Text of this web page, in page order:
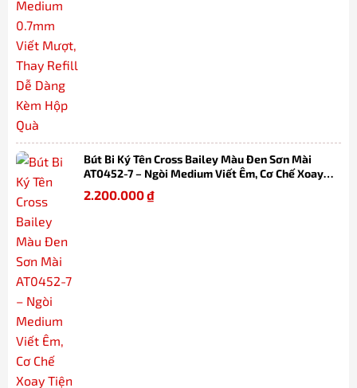
Bút Bi Ký Tên Cross Bailey Màu Đen Sơn Mài
AT0452-7 – Ngòi Medium Viết Êm, Cơ Chế Xoay
Tiện Lợi, Thay Refill Dễ Dàng Kèm Hộp
2.200.000₫